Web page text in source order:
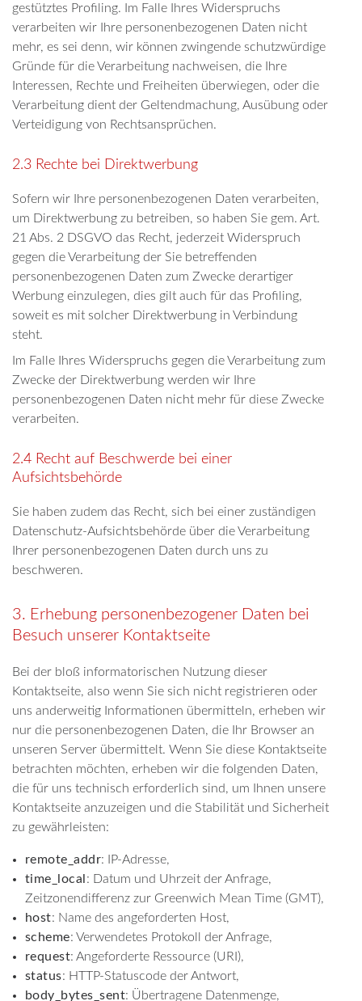
gestütztes Profiling. Im Falle Ihres Widerspruchs
verarbeiten wir Ihre personenbezogenen Daten nicht
mehr, es sei denn, wir können zwingende schutzwürdige
Gründe für die Verarbeitung nachweisen, die Ihre
Interessen, Rechte und Freiheiten überwiegen, oder die
Verarbeitung dient der Geltendmachung, Ausübung oder
Verteidigung von Rechtsansprüchen.
2.3 Rechte bei Direktwerbung
Sofern wir Ihre personenbezogenen Daten verarbeiten,
um Direktwerbung zu betreiben, so haben Sie gem. Art.
21 Abs. 2 DSGVO das Recht, jederzeit Widerspruch
gegen die Verarbeitung der Sie betreffenden
personenbezogenen Daten zum Zwecke derartiger
Werbung einzulegen, dies gilt auch für das Profiling,
soweit es mit solcher Direktwerbung in Verbindung
steht.
Im Falle Ihres Widerspruchs gegen die Verarbeitung zum
Zwecke der Direktwerbung werden wir Ihre
personenbezogenen Daten nicht mehr für diese Zwecke
verarbeiten.
2.4 Recht auf Beschwerde bei einer
Aufsichtsbehörde
Sie haben zudem das Recht, sich bei einer zuständigen
Datenschutz-Aufsichtsbehörde über die Verarbeitung
Ihrer personenbezogenen Daten durch uns zu
beschweren.
3. Erhebung personenbezogener Daten bei
Besuch unserer Kontaktseite
Bei der bloß informatorischen Nutzung dieser
Kontaktseite, also wenn Sie sich nicht registrieren oder
uns anderweitig Informationen übermitteln, erheben wir
nur die personenbezogenen Daten, die Ihr Browser an
unseren Server übermittelt. Wenn Sie diese Kontaktseite
betrachten möchten, erheben wir die folgenden Daten,
die für uns technisch erforderlich sind, um Ihnen unsere
Kontaktseite anzuzeigen und die Stabilität und Sicherheit
zu gewährleisten:
remote_addr: IP-Adresse,
time_local : Datum und Uhrzeit der Anfrage,
Zeitzonendifferenz zur Greenwich Mean Time (GMT),
host: Name des angeforderten Host,
scheme: Verwendetes Protokoll der Anfrage,
request: Angeforderte Ressource (URI),
status: HTTP-Statuscode der Antwort,
body_bytes_sent: Übertragene Datenmenge,